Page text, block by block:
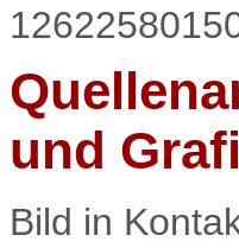
und
Bild in